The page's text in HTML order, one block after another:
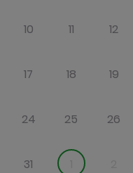
10 11 12
17 18 19
24 25 26
31